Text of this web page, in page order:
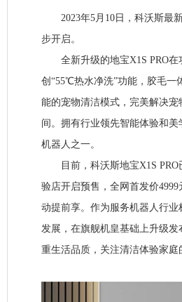
2023年5月10日，科沃斯最新
步开启。
全新升级的地宝X1S PRO在
创“55℃热水净洗”功能，胶毛一
能的宠物清洁模式，完美解决
间。拥有行业领先智能体验和
机器人之一。
目前，科沃斯地宝X1S PRO
验店开启预售，全网首发价
动提前享。作为服务机器人行
发展，在旗舰机皇基础上升级
重生活品质，关注清洁体验家庭